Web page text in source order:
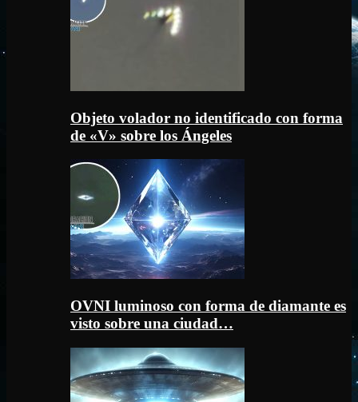
Objeto volador no identificado con forma
de «V» sobre los Ángeles
OVNI luminoso con forma de diamante es
visto sobre una ciudad…